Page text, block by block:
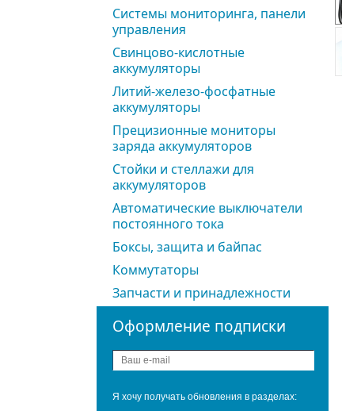
Системы мониторинга, панели
управления
Свинцово-кислотные
аккумуляторы
Литий-железо-фосфатные
аккумуляторы
Прецизионные мониторы
заряда аккумуляторов
Стойки и стеллажи для
аккумуляторов
Автоматические выключатели
постоянного тока
Боксы, защита и байпас
Коммутаторы
Запчасти и принадлежности
Оформление подписки
Я хочу получать обновления в разделах: